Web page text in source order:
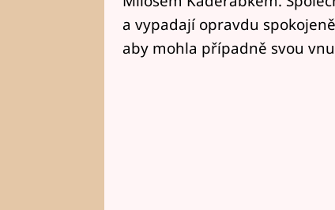
a vypadají opravdu
aby mohla případně svou